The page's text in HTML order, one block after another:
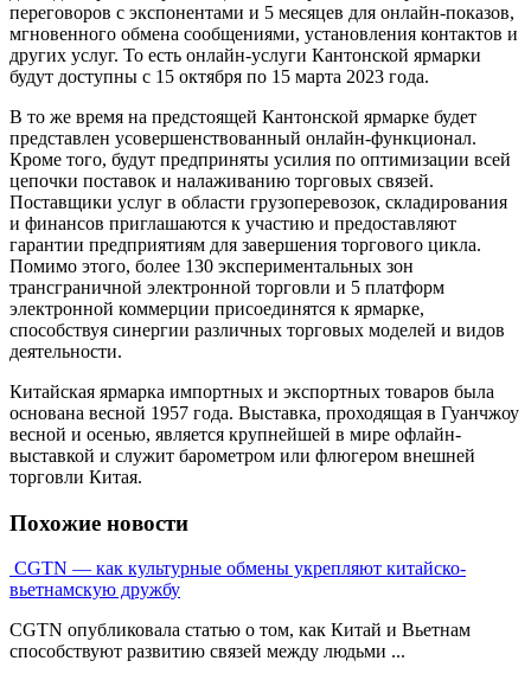
переговоров с экспонентами и 5 месяцев для онлайн-показов,
мгновенного обмена сообщениями, установления контактов и
других услуг. То есть онлайн-услуги Кантонской ярмарки
будут доступны с 15 октября по 15 марта 2023 года.
В то же время на предстоящей Кантонской ярмарке будет
представлен усовершенствованный онлайн-функционал.
Кроме того, будут предприняты усилия по оптимизации всей
цепочки поставок и налаживанию торговых связей.
Поставщики услуг в области грузоперевозок, складирования
и финансов приглашаются к участию и предоставляют
гарантии предприятиям для завершения торгового цикла.
Помимо этого, более 130 экспериментальных зон
трансграничной электронной торговли и 5 платформ
электронной коммерции присоединятся к ярмарке,
способствуя синергии различных торговых моделей и видов
деятельности.
Китайская ярмарка импортных и экспортных товаров была
основана весной 1957 года. Выставка, проходящая в Гуанчжоу
весной и осенью, является крупнейшей в мире офлайн-
выставкой и служит барометром или флюгером внешней
торговли Китая.
Похожие новости
CGTN — как культурные обмены укрепляют китайско-
вьетнамскую дружбу
CGTN опубликовала статью о том, как Китай и Вьетнам
способствуют развитию связей между людьми ...